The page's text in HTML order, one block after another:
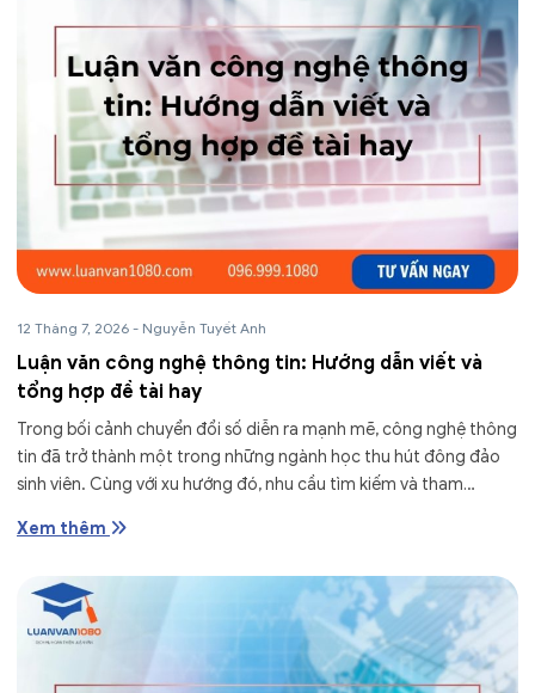
12 Tháng 7, 2026 - Nguyễn Tuyết Anh
Luận văn công nghệ thông tin: Hướng dẫn viết và
tổng hợp đề tài hay
Trong bối cảnh chuyển đổi số diễn ra mạnh mẽ, công nghệ thông
tin đã trở thành một trong những ngành học thu hút đông đảo
sinh viên. Cùng với xu hướng đó, nhu cầu tìm kiếm và tham
Xem thêm